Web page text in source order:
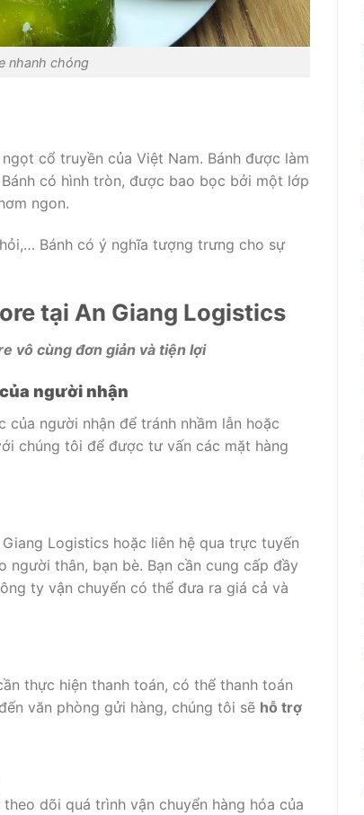
nhanh chóng
cổ truyền của Việt Nam. Bánh được làm
có hình tròn, được bao bọc bởi một lớp
ngon.
Bánh có ý nghĩa tượng trưng cho sự
tại An Giang Logistics
vô cùng đơn giản và tiện lợi
người nhận
người nhận để tránh nhầm lẫn hoặc
chúng tôi để được tư vấn các mặt hàng
Logistics hoặc liên hệ qua trực tuyến
thân, bạn bè. Bạn cần cung cấp đầy
ty vận chuyển có thể đưa ra giá cả và
thực hiện thanh toán, có thể thanh toán
văn phòng gửi hàng, chúng tôi sẽ hỗ trợ
dõi quá trình vận chuyển hàng hóa của